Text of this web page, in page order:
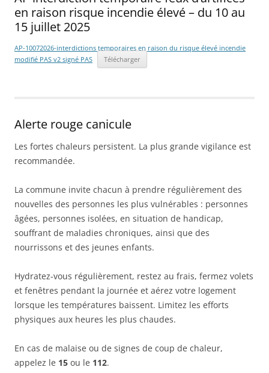
en raison risque incendie élevé – du 10 au
15 juillet 2025
AP-10072026-interdictions temporaires en raison du risque élevé incendie
modifié PAS v2 signé PAS
Télécharger
Alerte rouge canicule
Les fortes chaleurs persistent. La plus grande vigilance est
recommandée.
La commune invite chacun à prendre régulièrement des
nouvelles des personnes les plus vulnérables : personnes
âgées, personnes isolées, en situation de handicap,
souffrant de maladies chroniques, ainsi que des
nourrissons et des jeunes enfants.
Hydratez-vous régulièrement, restez au frais, fermez volets
et fenêtres pendant la journée et aérez votre logement
lorsque les températures baissent. Limitez les efforts
physiques aux heures les plus chaudes.
En cas de malaise ou de signes de coup de chaleur,
appelez le 15 ou le 112.